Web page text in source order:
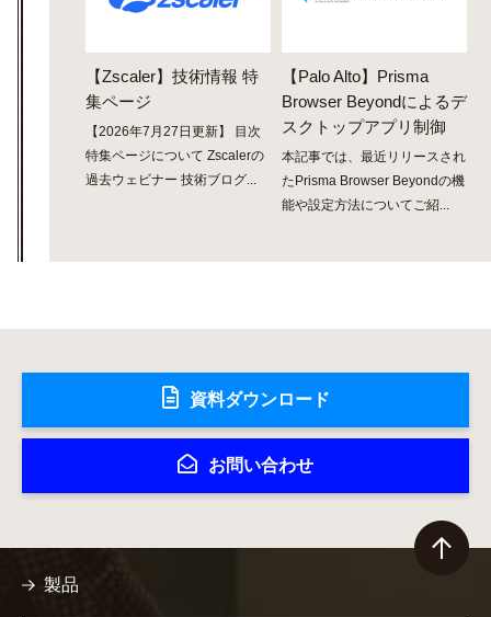
【Zscaler】技術情報 特
集ページ
【2026年7月27日更新】 目次
特集ページについて Zscalerの
過去ウェビナー 技術ブログ...
【Palo Alto】Prisma
Browser Beyondによるデ
スクトップアプリ制御
本記事では、最近リリースされ
たPrisma Browser Beyondの機
能や設定方法についてご紹...
資料ダウンロード
お問い合わせ
製品